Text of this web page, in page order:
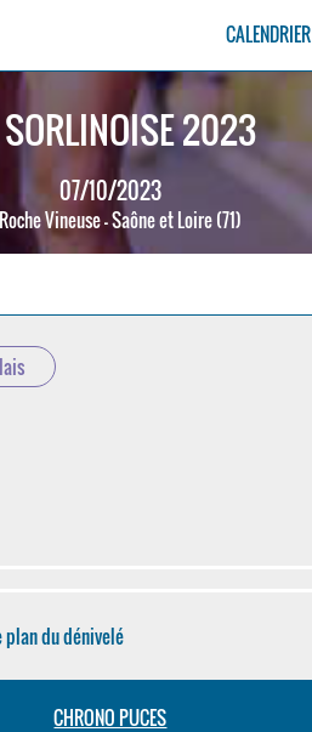
CALENDRIER
2023
07/10/2023
Vineuse - Saône et Loire (71)
plan du dénivelé
CHRONO PUCES